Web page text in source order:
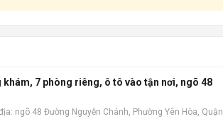
7 phòng riêng, ô tô vào tận nơi, ngõ 48
ngõ 48 Đường Nguyễn Chánh, Phường Yên Hòa, Quận